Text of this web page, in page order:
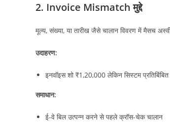
2. Invoice Mismatch मुद्दे
मूल्य, संख्या, या तारीख जैसे चालान विवरण में मैसच
उदाहरण:
इनवॉइस शो ₹1,20,000 लेकिन सिस्टम
समाधान:
ई-वे बिल उत्पन्न करने से पहले क्रॉस-चेक चालान